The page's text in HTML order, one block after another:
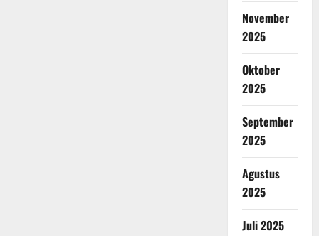
November
2025
Oktober
2025
September
2025
Agustus
2025
Juli 2025